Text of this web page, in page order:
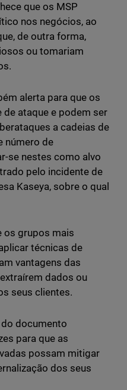
que os MSP
nos negócios, ao
de outra forma,
ou tomariam
alerta para que os
de ataque e podem ser
a cadeias de
número de
se nestes como alvo
pelo incidente de
Kaseya, sobre o qual
os grupos mais
técnicas de
vantagens das
dados ou
seus clientes.
documento
para que as
possam mitigar
dos seus